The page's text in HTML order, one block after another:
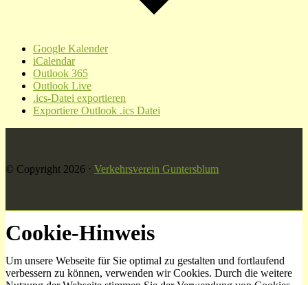
Google Kalender
iCalendar
Outlook 365
Outlook Live
.ics-Datei exportieren
Exportiere Outlook .ics Datei
© Copyright 2026 ⋅ Verkehrsverein Guntersblum
Cookie-Hinweis
Um unsere Webseite für Sie optimal zu gestalten und fortlaufend
verbessern zu können, verwenden wir Cookies. Durch die weitere